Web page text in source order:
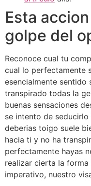
Esta
golpe del
Reconoce cual tu
cual lo perfectamente
esencialmente sentido
transpirado todas la
buenas sensaciones
se intento de
deberias toigo suele
hacia ti y no ha
perfectamente hayas
realizar cierta la
imperativo, nuestro